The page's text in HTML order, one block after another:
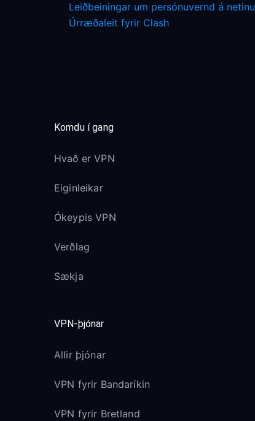
Leiðbeiningar um persónuvernd á netinu
Úrræðaleit fyrir Clash
Komdu í gang
Hvað er VPN
Eiginleikar
Ókeypis VPN
Verðlag
Sækja
VPN-þjónar
Allir þjónar
VPN fyrir Bandaríkin
VPN fyrir Bretland